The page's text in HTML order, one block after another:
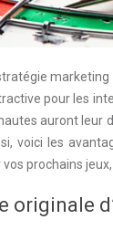
marketing
pour les
auront leur
voici les
vos prochains
originale